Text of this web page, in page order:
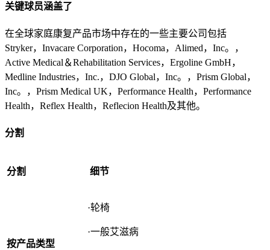
关键球员涵盖了
在全球家庭康复产品市场中存在的一些主要公司包括
Stryker，Invacare Corporation，Hocoma，Alimed，Inc。，
Active Medical＆Rehabilitation Services，Ergoline GmbH，
Medline Industries，Inc.，DJO Global，Inc。，Prism Global，
Inc。，Prism Medical UK，Performance Health，Performance
Health，Reflex Health，Reflecion Health及其他。
分割
分割 细节
按产品类型
·轮椅
·一般艾滋病